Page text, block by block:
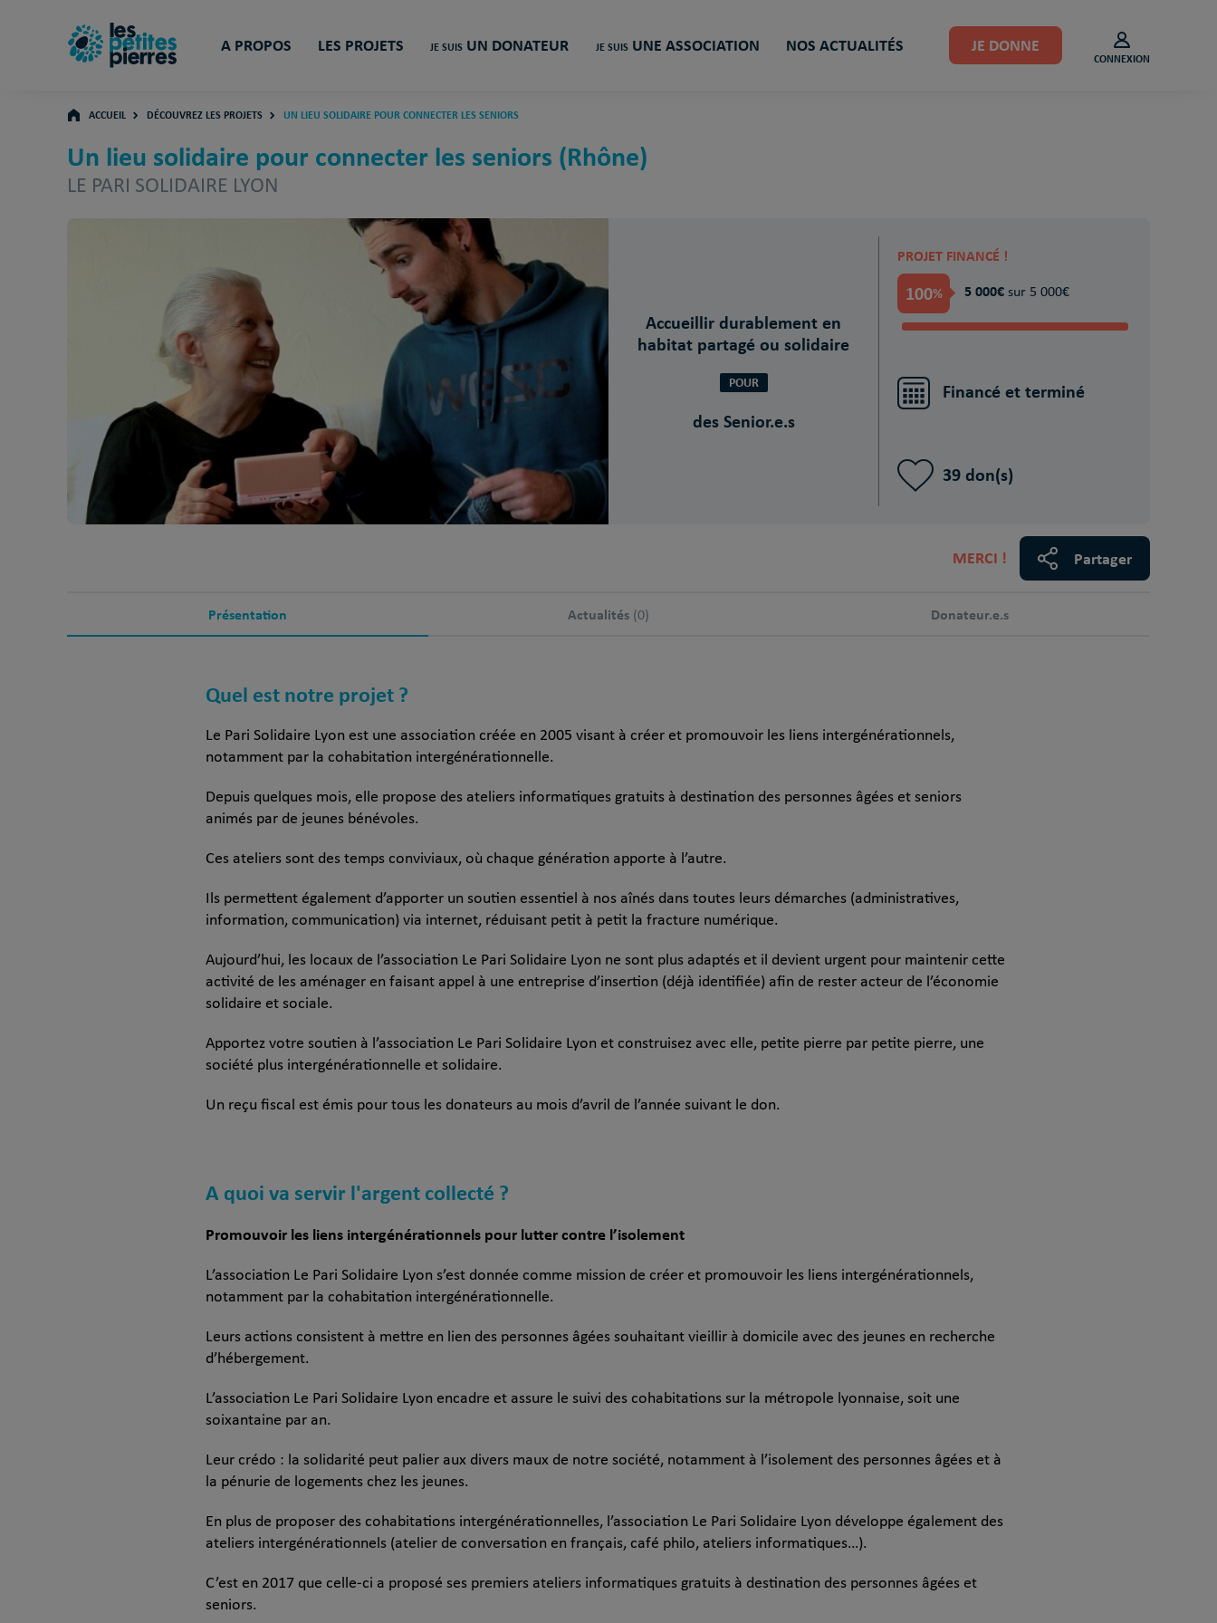
A PROPOS LES PROJETS JE SUIS UN DONATEUR JE SUIS UNE ASSOCIATION NOS ACTUALITÉS JE DONNE
CONNEXION
ACCUEIL DÉCOUVREZ LES PROJETS UN LIEU SOLIDAIRE POUR CONNECTER LES SENIORS
Un lieu solidaire pour connecter les seniors (Rhône)
LE PARI SOLIDAIRE LYON
Accueillir durablement en
habitat partagé ou solidaire
POUR
des Senior.e.s
PROJET FINANCÉ !
100% 5 000€ sur 5 000€
Financé et terminé
39 don(s)
MERCI ! Partager
Présentation Actualités (0) Donateur.e.s
Quel est notre projet ?
Le Pari Solidaire Lyon est une association créée en 2005 visant à créer et promouvoir les liens intergénérationnels,
notamment par la cohabitation intergénérationnelle.
Depuis quelques mois, elle propose des ateliers informatiques gratuits à destination des personnes âgées et seniors
animés par de jeunes bénévoles.
Ces ateliers sont des temps conviviaux, où chaque génération apporte à l’autre.
Ils permettent également d’apporter un soutien essentiel à nos aînés dans toutes leurs démarches (administratives,
information, communication) via internet, réduisant petit à petit la fracture numérique.
Aujourd’hui, les locaux de l’association Le Pari Solidaire Lyon ne sont plus adaptés et il devient urgent pour maintenir cette
activité de les aménager en faisant appel à une entreprise d’insertion (déjà identifiée) afin de rester acteur de l’économie
solidaire et sociale.
Apportez votre soutien à l’association Le Pari Solidaire Lyon et construisez avec elle, petite pierre par petite pierre, une
société plus intergénérationnelle et solidaire.
Un reçu fiscal est émis pour tous les donateurs au mois d’avril de l’année suivant le don.
A quoi va servir l'argent collecté ?
Promouvoir les liens intergénérationnels pour lutter contre l’isolement
L’association Le Pari Solidaire Lyon s’est donnée comme mission de créer et promouvoir les liens intergénérationnels,
notamment par la cohabitation intergénérationnelle.
Leurs actions consistent à mettre en lien des personnes âgées souhaitant vieillir à domicile avec des jeunes en recherche
d’hébergement.
L’association Le Pari Solidaire Lyon encadre et assure le suivi des cohabitations sur la métropole lyonnaise, soit une
soixantaine par an.
Leur crédo : la solidarité peut palier aux divers maux de notre société, notamment à l’isolement des personnes âgées et à
la pénurie de logements chez les jeunes.
En plus de proposer des cohabitations intergénérationnelles, l’association Le Pari Solidaire Lyon développe également des
ateliers intergénérationnels (atelier de conversation en français, café philo, ateliers informatiques…).
C’est en 2017 que celle-ci a proposé ses premiers ateliers informatiques gratuits à destination des personnes âgées et
seniors.